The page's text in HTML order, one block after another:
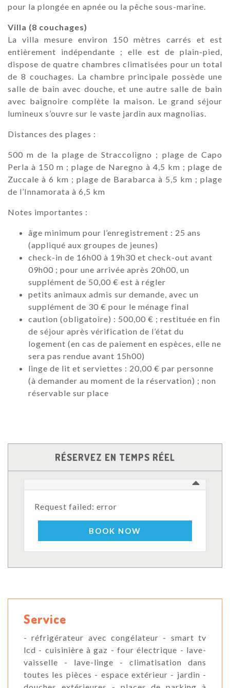
pour la plongée en apnée ou la pêche sous-marine.
Villa (8 couchages)
La villa mesure environ 150 mètres carrés et est
entièrement indépendante ; elle est de plain-pied,
dispose de quatre chambres climatisées pour un total
de 8 couchages. La chambre principale possède une
salle de bain avec douche, et une autre salle de bain
avec baignoire complète la maison. Le grand séjour
lumineux s’ouvre sur le vaste jardin aux magnolias.
Distances des plages :
500 m de la plage de Straccoligno ; plage de Capo
Perla à 150 m ; plage de Naregno à 4,5 km ; plage de
Zuccale à 6 km ; plage de Barabarca à 5,5 km ; plage
de l’Innamorata à 6,5 km
Notes importantes :
âge minimum pour l’enregistrement : 25 ans
(appliqué aux groupes de jeunes)
check-in de 16h00 à 19h30 et check-out avant
09h00 ; pour une arrivée après 20h00, un
supplément de 50,00 € est à régler
petits animaux admis sur demande, avec un
supplément de 30 € pour le ménage final
caution (obligatoire) : 500,00 € ; restituée en fin
de séjour après vérification de l’état du
logement (en cas de paiement en espèces, elle ne
sera pas rendue avant 15h00)
linge de lit et serviettes : 20,00 € par personne
(à demander au moment de la réservation) ; non
réservable sur place
RÉSERVEZ EN TEMPS RÉEL
Request failed: error
BOOK NOW
Service
- réfrigérateur avec congélateur - smart tv
lcd - cuisinière à gaz - four électrique - lave-
vaisselle - lave-linge - climatisation dans
toutes les pièces - espace extérieur - jardin -